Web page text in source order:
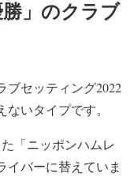
」のクラブ
ブセッティング2022
いタイプです。
「ニッポンハムレ
イバーに替えていま